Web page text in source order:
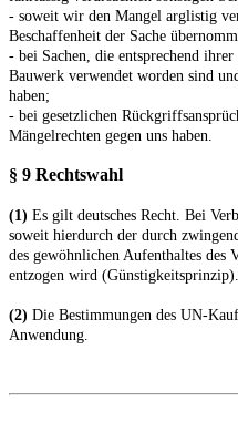
- soweit wir den Mangel arglistig
Beschaffenheit der Sache
- bei Sachen, die entsprechend
Bauwerk verwendet worden sind
haben;
- bei gesetzlichen
Mängelrechten gegen uns haben.
§ 9 Rechtswahl
(1) Es gilt deutsches Recht. Bei
soweit hierdurch der durch
des gewöhnlichen Aufenthaltes des
entzogen wird (Günstigkeitsprinzip).
(2) Die Bestimmungen des UN-
Anwendung.